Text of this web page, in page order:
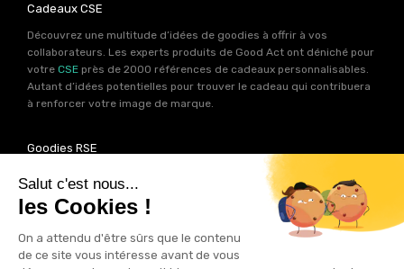
Cadeaux CSE
Découvrez une multitude d’idées de goodies à offrir à vos
collaborateurs. Les experts produits de Good Act ont déniché pour
votre CSE près de 2000 références de cadeaux personnalisables.
Autant d’idées potentielles pour trouver le cadeau qui contribuera
à renforcer votre image de marque.
Goodies RSE
Vous souhaitez communiquer en accord avec vos valeurs ? Ca
tombe bien ! Un grand nombre de produits présents sur Good Act
sont fabriqués en France et en Europe.
Notre sélection RSEvous
permet de trouver un goodies parfait pour votre campagne de
communication. Des produits fabriqués avec amour dans de
bonnes conditions et un impact limité sur la planête.